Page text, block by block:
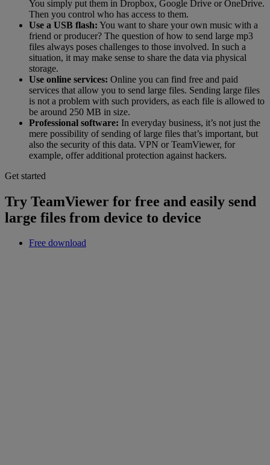
You simply put them in Dropbox, Google Drive or OneDrive.
Then you control who has access to them.
Use a USB flash: You want to share your own music with a
friend or producer? The question of how to send large mp3
files always poses challenges to those involved. In such a
situation, it may make sense to share the data via physical
storage.
Use online services: Online you can find free and paid
services that allow you to send large files. Sending large files
is not a problem with such providers, as each file is allowed to
be around 250 MB in size.
Professional software: In everyday business, it’s not just the
mere possibility of sending of large files that’s important, but
also the security of this data. VPN or TeamViewer, for
example, offer additional protection against hackers.
Get started
Try TeamViewer for free and easily send
large files from device to device
Free download